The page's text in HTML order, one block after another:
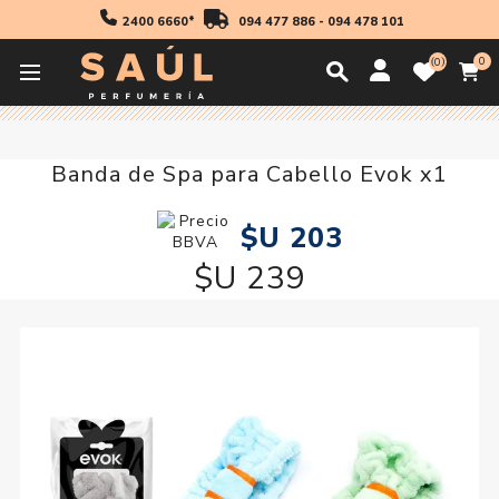
2400 6660* 094 477 886- 094 478 101
0 0
Accesorios
Banda de Spa para Cabello Evok x1
$U 203
$U 239